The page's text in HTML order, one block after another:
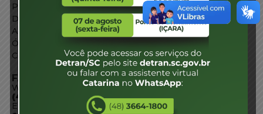
Portal de Serviços
Diário Oficial
Acesso à Informação
Órgãos do Governo
Conheça SC
FALE CONOSCO
WhatsApp:
(48) 3664-1800
E-mail: